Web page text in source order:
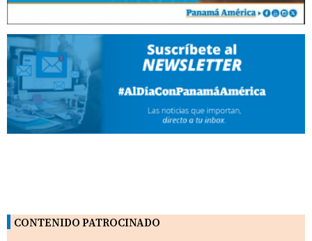
CONTENIDO PATROCINADO